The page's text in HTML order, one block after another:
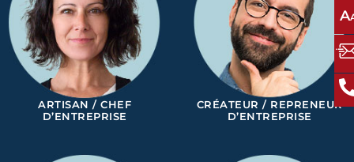
A
ARTISAN / CHEF
D’ENTREPRISE
CRÉATEUR / REPRENEUR
D’ENTREPRISE